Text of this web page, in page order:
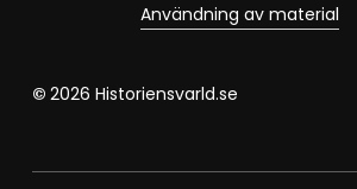
Användning av material
© 2026 Historiensvarld.se